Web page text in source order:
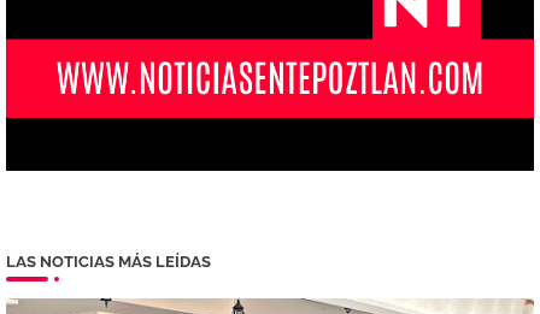
LAS NOTICIAS MÁS LEÍDAS